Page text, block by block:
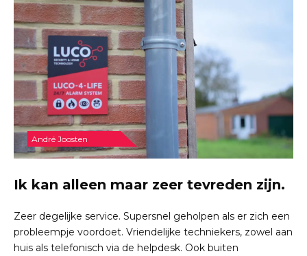
André Joosten
Ik kan alleen maar zeer tevreden zijn.
Zeer degelijke service. Supersnel geholpen als er zich een
probleempje voordoet. Vriendelijke techniekers, zowel aan
huis als telefonisch via de helpdesk. Ook buiten